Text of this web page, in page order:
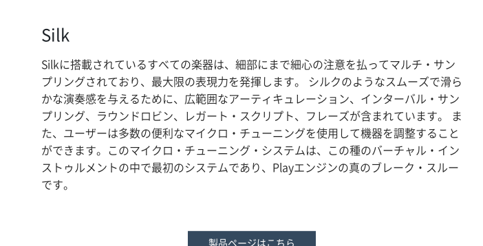
Silk
Silkに搭載されているすべての楽器は、細部にまで細心の注意を払ってマルチ・サン
プリングされており、最大限の表現力を発揮します。 シルクのようなスムーズで滑ら
かな演奏感を与えるために、広範囲なアーティキュレーション、インターバル・サン
プリング、ラウンドロビン、レガート・スクリプト、フレーズが含まれています。 ま
た、ユーザーは多数の便利なマイクロ・チューニングを使用して機器を調整すること
ができます。このマイクロ・チューニング・システムは、この種のバーチャル・イン
ストゥルメントの中で最初のシステムであり、Playエンジンの真のブレーク・スルー
です。
製品ページはこちら